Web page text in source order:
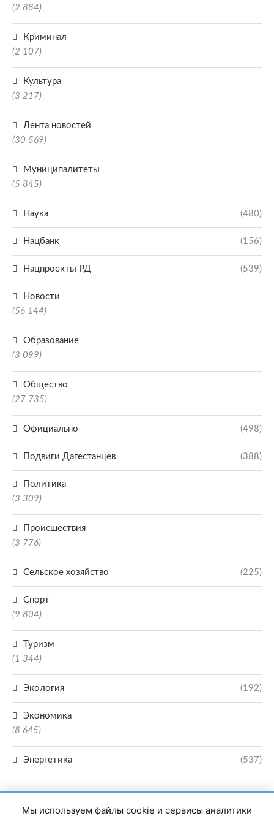
(2 884)
Криминал
(2 107)
Культура
(3 217)
Лента новостей
(30 569)
Муниципалитеты
(5 845)
Наука (480)
Нацбанк (156)
Нацпроекты РД (539)
Новости
(56 144)
Образование
(3 099)
Общество
(27 735)
Официально (498)
Подвиги Дагестанцев (388)
Политика
(3 309)
Происшествия
(3 776)
Сельское хозяйство (225)
Спорт
(9 804)
Туризм
(1 344)
Экология (192)
Экономика
(8 645)
Энергетика (537)
Мы используем файлы cookie и сервисы аналитики